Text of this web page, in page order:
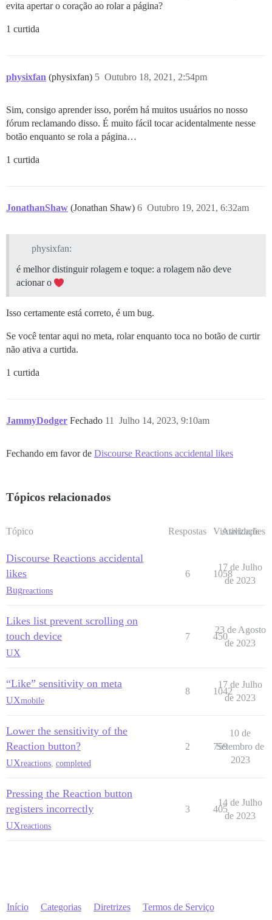
evita apertar o coração ao rolar a página?
1 curtida
physixfan (physixfan) Outubro 18, 2021, 2:54pm
5
Sim, consigo aprender isso, porém há muitos usuários no nosso
fórum reclamando disso. É muito fácil tocar acidentalmente nesse
botão enquanto se rola a página…
1 curtida
JonathanShaw (Jonathan Shaw) Outubro 19, 2021, 6:32am
6
physixfan:
é melhor distinguir rolagem e toque: a rolagem não deve
acionar o
Isso certamente está correto, é um bug.
Se você tentar aqui no meta, rolar enquanto toca no botão de curtir
não ativa a curtida.
1 curtida
JammyDodger Fechado Julho 14, 2023, 9:10am
11
Fechando em favor de Discourse Reactions accidental likes
Tópicos relacionados
Tópico Respostas Visualizações
Atividade
Discourse Reactions accidental
likes
Bugreactions
6 1058
17 de Julho
de 2023
Likes list prevent scrolling on
touch device
UX
7 450
23 de Agosto
de 2023
“Like” sensitivity on meta
UXmobile
8 1042
17 de Julho
de 2023
Lower the sensitivity of the
Reaction button?
UXreactions completed
2 759
10 de
Setembro de
2023
Pressing the Reaction button
registers incorrectly
UXreactions
3 405
14 de Julho
de 2023
Início Categorias Diretrizes Termos de Serviço